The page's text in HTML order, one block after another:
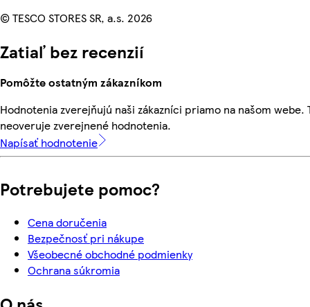
© TESCO STORES SR, a.s. 2026
Zatiaľ bez recenzií
Pomôžte ostatným zákazníkom
Hodnotenia zverejňujú naši zákazníci priamo na našom webe.
neoveruje zverejnené hodnotenia.
Napísať hodnotenie
Potrebujete pomoc?
Cena doručenia
Bezpečnosť pri nákupe
Všeobecné obchodné podmienky
Ochrana súkromia